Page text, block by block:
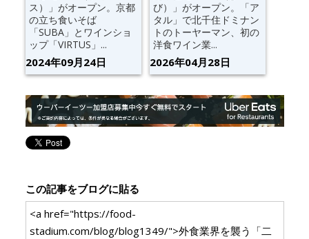
ス）」がオープン。京都
の立ち食いそば
「SUBA」とワインショ
ップ「VIRTUS」...
2024年09月24日
び）」がオープン。「ア
タル」で北千住ドミナン
トのトーヤーマン、初の
洋食ワイン業...
2026年04月28日
この記事をブログに貼る
<a href="https://food-
stadium.com/blog/blog1349/">外食業界を襲う「二